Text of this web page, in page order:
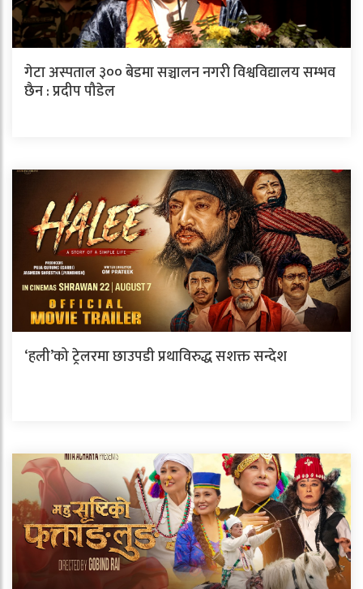
गेटा अस्पताल ३०० बेडमा सञ्चालन नगरी विश्वविद्यालय सम्भव
छैन : प्रदीप पौडेल
‘हली’को ट्रेलरमा छाउपडी प्रथाविरुद्ध सशक्त सन्देश